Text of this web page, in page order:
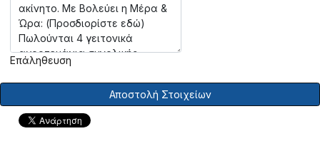
Επάληθευση
Αποστολή Στοιχείων